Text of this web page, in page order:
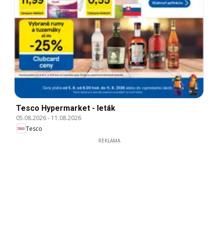
Tesco Hypermarket - leták
05.08.2026- 11.08.2026
Tesco
REKLAMA